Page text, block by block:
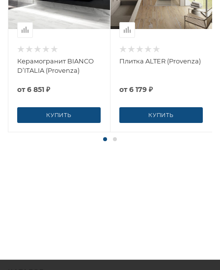
Керамогранит BIANCO
D’ITALIA (Provenza)
от6 851 ₽
КУПИТЬ
Плитка ALTER (Provenza)
от6 179 ₽
КУПИТЬ